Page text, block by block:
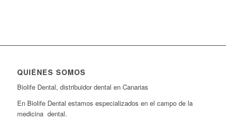
QUIÉNES SOMOS
Biolife Dental, distribuidor dental en Canarias
En Biolife Dental estamos especializados en el campo de la
medicina dental.